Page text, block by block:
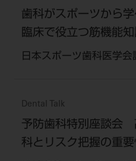
歯科がスポーツから
臨床で役立つ筋機能
日本スポーツ歯科医学
Dental Talk
予防歯科特別座談会
科とリスク把握の重要